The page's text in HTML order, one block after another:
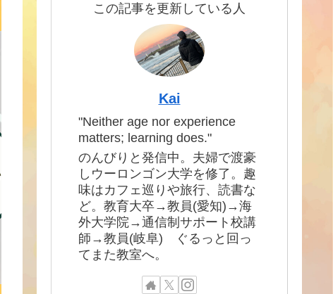
この記事を更新している人
Kai
"Neither age nor experience
matters; learning does."
のんびりと発信中。夫婦で渡豪
しウーロンゴン大学を修了。趣
味はカフェ巡りや旅行、読書な
ど。教育大卒→教員(愛知)→海
外大学院→通信制サポート校講
師→教員(岐阜) ぐるっと回っ
てまた教室へ。